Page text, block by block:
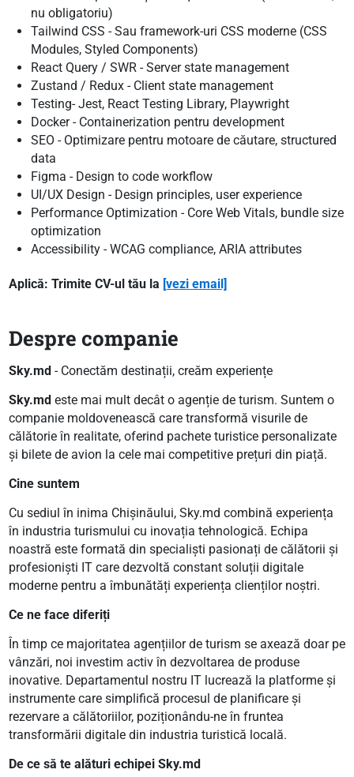
nu obligatoriu)
Tailwind CSS - Sau framework-uri CSS moderne (CSS
Modules, Styled Components)
React Query / SWR - Server state management
Zustand / Redux - Client state management
Testing- Jest, React Testing Library, Playwright
Docker - Containerization pentru development
SEO - Optimizare pentru motoare de căutare, structured
data
Figma - Design to code workflow
UI/UX Design - Design principles, user experience
Performance Optimization - Core Web Vitals, bundle size
optimization
Accessibility - WCAG compliance, ARIA attributes
Aplică: Trimite CV-ul tău la [vezi email]
Despre companie
Sky.md- Conectăm destinații, creăm experiențe
Sky.mdeste mai mult decât o agenție de turism. Suntem o
companie moldovenească care transformă visurile de
călătorie în realitate, oferind pachete turistice personalizate
și bilete de avion la cele mai competitive prețuri din piață.
Cine suntem
Cu sediul în inima Chișinăului, Sky.md combină experiența
în industria turismului cu inovația tehnologică. Echipa
noastră este formată din specialiști pasionați de călătorii și
profesioniști IT care dezvoltă constant soluții digitale
moderne pentru a îmbunătăți experiența clienților noștri.
Ce ne face diferiți
În timp ce majoritatea agențiilor de turism se axează doar pe
vânzări, noi investim activ în dezvoltarea de produse
inovative. Departamentul nostru IT lucrează la platforme și
instrumente care simplifică procesul de planificare și
rezervare a călătoriilor, poziționându-ne în fruntea
transformării digitale din industria turistică locală.
De ce să te alături echipei Sky.md